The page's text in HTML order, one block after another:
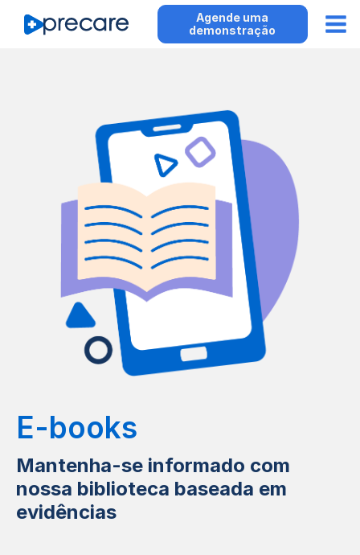
Agende uma
demonstração
E-books
Mantenha-se informado com
nossa biblioteca baseada em
evidências